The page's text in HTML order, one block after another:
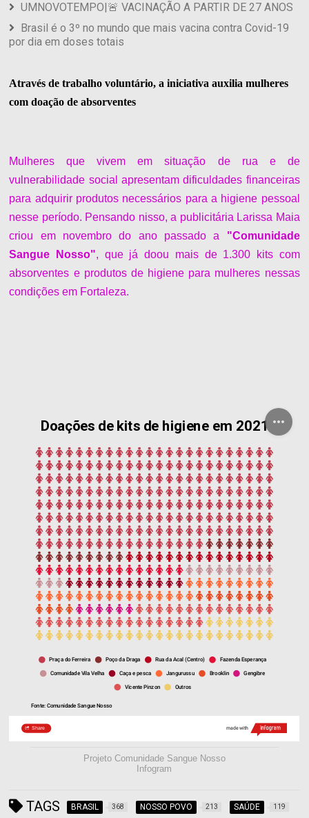
UMNOVOTEMPO|🚨 VACINAÇÃO A PARTIR DE 27 ANOS
Brasil é o 3º no mundo que mais vacina contra Covid-19
por dia em doses totais
Através de trabalho voluntário, a iniciativa auxilia mulheres
com doação de absorventes
Mulheres que vivem em situação de rua e de
vulnerabilidade social apresentam dificuldades financeiras
para adquirir produtos necessários para a higiene pessoal
nesse período. Pensando nisso, a publicitária Larissa Maia
criou em novembro do ano passado a "Comunidade
Sangue Nosso", que já doou mais de 1.300 kits com
absorventes e produtos de higiene para mulheres nessas
condições em Fortaleza.
Projeto Comunidade Sangue Nosso
Infogram
TAGS BRASIL 368 NOSSO POVO 213 SAÚDE 119